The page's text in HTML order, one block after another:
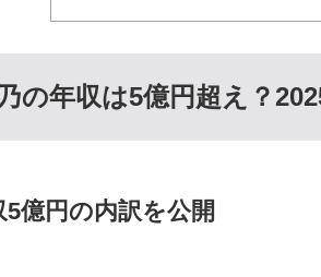
の年収は5億円超え？
5億円の内訳を公開